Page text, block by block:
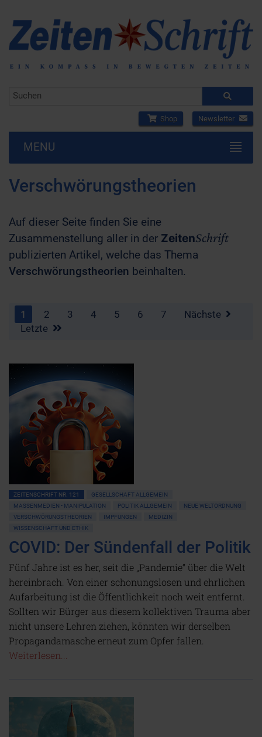
Shop Newsletter
MENU
Verschwörungstheorien
Auf dieser Seite finden Sie eine
Zusammenstellung aller in der ZeitenSchrift
publizierten Artikel, welche das Thema
Verschwörungstheorien beinhalten.
1 2 3 4 5 6 7
Nächste
Letzte
ZEITENSCHRIFT NR. 121
GESELLSCHAFT ALLGEMEIN
MASSENMEDIEN • MANIPULATION
POLITIK ALLGEMEIN
NEUE WELTORDNUNG
VERSCHWÖRUNGSTHEORIEN
IMPFUNGEN
MEDIZIN
WISSENSCHAFT UND ETHIK
COVID: Der Sündenfall der Politik
Fünf Jahre ist es her, seit die „Pandemie“ über die Welt
hereinbrach. Von einer schonungslosen und ehrlichen
Aufarbeitung ist die Öffentlichkeit noch weit entfernt.
Sollten wir Bürger aus diesem kollektiven Trauma aber
nicht unsere Lehren ziehen, könnten wir derselben
Propagandamasche erneut zum Opfer fallen.
Weiterlesen...